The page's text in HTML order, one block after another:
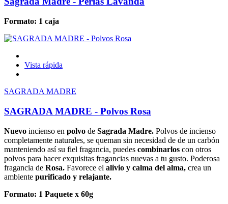
Formato: 1 caja
Vista rápida
SAGRADA MADRE
SAGRADA MADRE - Polvos Rosa
Nuevo incienso en polvo de Sagrada Madre. Polvos de incienso
completamente naturales, se queman sin necesidad de de un carbón
manteniendo así su fiel fragancia, puedes combinarlos con otros
polvos para hacer exquisitas fragancias nuevas a tu gusto. Poderosa
fragancia de Rosa. Favorece el alivio y calma del alma, crea un
ambiente purificado y relajante.
Formato: 1 Paquete x 60g